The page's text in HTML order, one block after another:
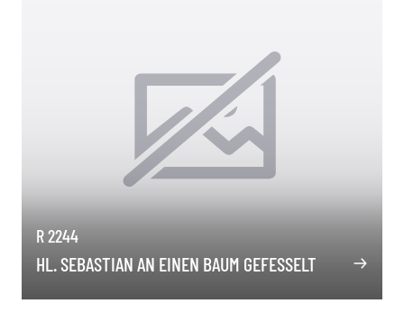
R 2244
HL. SEBASTIAN AN EINEN BAUM GEFESSELT